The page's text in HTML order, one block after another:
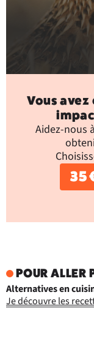
Vous
Aidez-nous
35
POUR ALLER
Alternatives en
Je découvre les